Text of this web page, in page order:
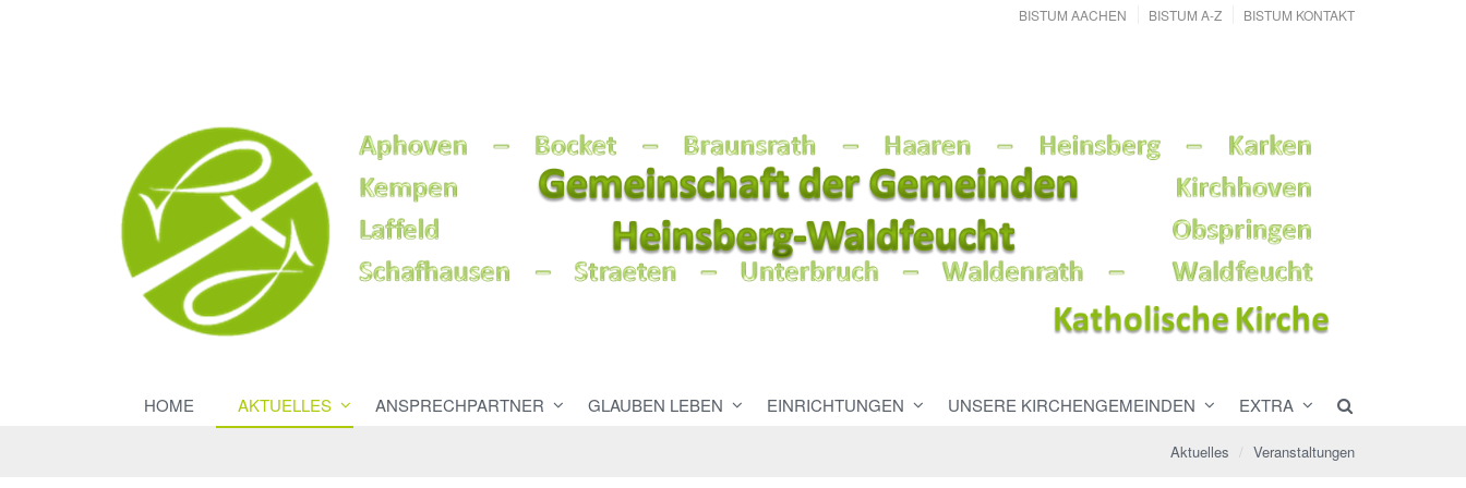
BISTUM AACHEN BISTUM A-Z BISTUM KONTAKT
HOME AKTUELLES ANSPRECHPARTNER GLAUBEN LEBEN EINRICHTUNGEN UNSERE KIRCHENGEMEINDEN EXTRA
Aktuelles Veranstaltungen